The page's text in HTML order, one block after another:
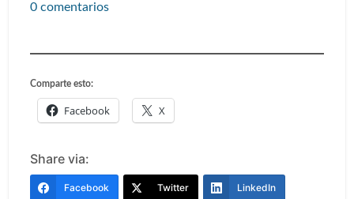
0 comentarios
Comparte esto:
Facebook X
Share via:
Facebook Twitter LinkedIn